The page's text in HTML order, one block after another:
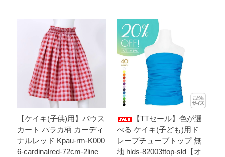
【ケイキ(子供)用】パウス
カート パラカ柄 カーディ
ナルレッド Kpau-rm-K000
6-cardinalred-72cm-2line
【TTセール】色が選
べる ケイキ(子ども)用ド
レープチューブトップ 無
地 hlds-82003ttop-sld【オ